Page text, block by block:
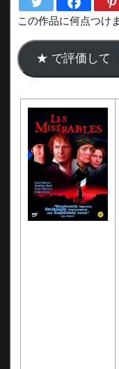
この作品に何点つけ